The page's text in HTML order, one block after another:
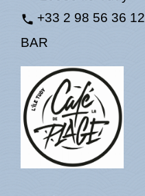
phone +33 2 98 56 36 12
BAR